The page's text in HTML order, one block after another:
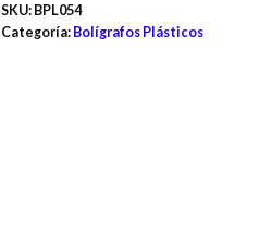
SKU: BPL054
Categoría: Bolígrafos Plásticos